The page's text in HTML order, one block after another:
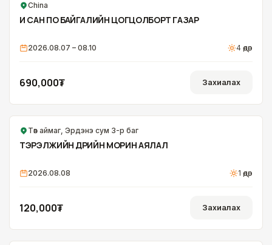
China
И САН ПО БАЙГАЛИЙН ЦОГЦОЛБОРТ ГАЗАР
2026.08.07 – 08.10 4 өдөр
690,000₮ Захиалах
Төв аймаг, Эрдэнэ сум 3-р баг
ТЭРЭЛЖИЙН ӨДРИЙН МОРИН АЯЛАЛ
2026.08.08 1 өдөр
120,000₮ Захиалах